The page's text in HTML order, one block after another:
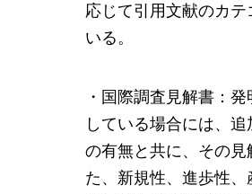
応じて引用文献のカテ
いる。
・国際調査見解書：
している場合には、
の有無と共に、その見
た、新規性、進歩性